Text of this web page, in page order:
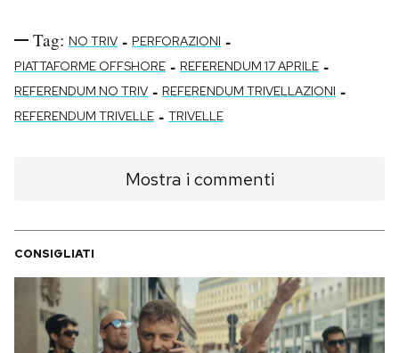
Tag: NO TRIV - PERFORAZIONI -
PIATTAFORME OFFSHORE - REFERENDUM 17 APRILE -
REFERENDUM NO TRIV - REFERENDUM TRIVELLAZIONI -
REFERENDUM TRIVELLE - TRIVELLE
Mostra i commenti
CONSIGLIATI